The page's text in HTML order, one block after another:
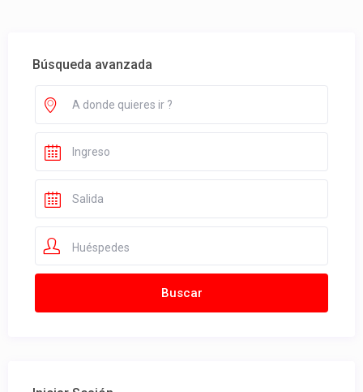
Búsqueda avanzada
Huéspedes